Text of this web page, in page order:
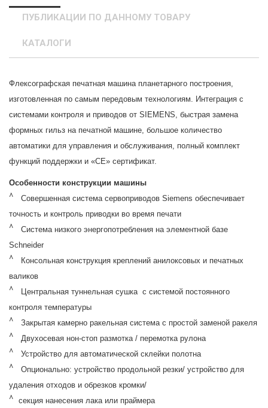
ПУБЛИКАЦИИ ПО ДАННОМУ ТОВАРУ
КАТАЛОГИ
Флексографская печатная машина планетарного построения,
изготовленная по самым передовым технологиям. Интеграция с
системами контроля и приводов от SIEMENS, быстрая замена
формных гильз на печатной машине, большое количество
автоматики для управления и обслуживания, полный комплект
функций поддержки и «СЕ» сертификат.
Особенности конструкции машины
Совершенная система сервоприводов Siemens обеспечивает
точность и контроль приводки во время печати
Система низкого энергопотребления на элементной базе
Schneider
Консольная конструкция креплений анилоксовых и печатных
валиков
Центральная туннельная сушка с системой постоянного
контроля температуры
Закрытая камерно ракельная система с простой заменой ракеля
Двухосевая нон-стоп размотка / перемотка рулона
Устройство для автоматической склейки полотна
Опционально: устройство продольной резки/ устройство для
удаления отходов и обрезков кромки/
секция нанесения лака или праймера